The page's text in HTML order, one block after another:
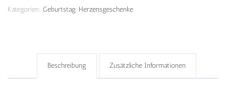
Kategorien: Geburtstag, Herzensgeschenke
Beschreibung Zusätzliche Informationen